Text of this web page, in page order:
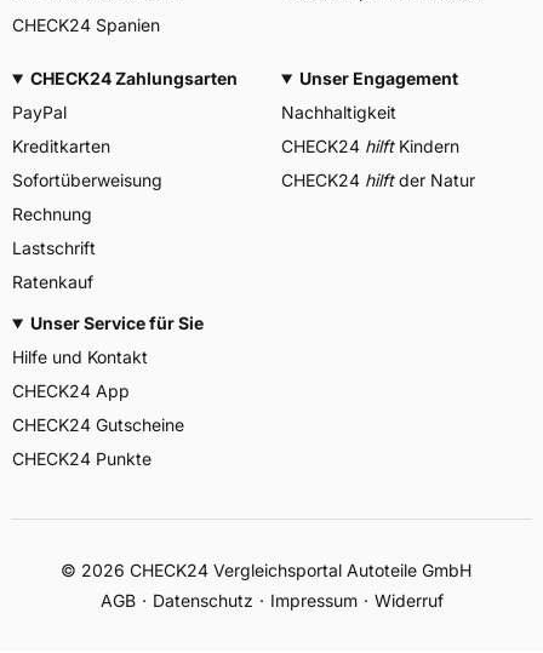
CHECK24 Spanien
CHECK24 Zahlungsarten
PayPal
Kreditkarten
Sofortüberweisung
Rechnung
Lastschrift
Ratenkauf
Unser Engagement
Nachhaltigkeit
CHECK24 hilftKindern
CHECK24 hilftder Natur
Unser Service für Sie
Hilfe und Kontakt
CHECK24 App
CHECK24 Gutscheine
CHECK24 Punkte
© 2026 CHECK24 Vergleichsportal Autoteile GmbH
AGB
Datenschutz Impressum Widerruf